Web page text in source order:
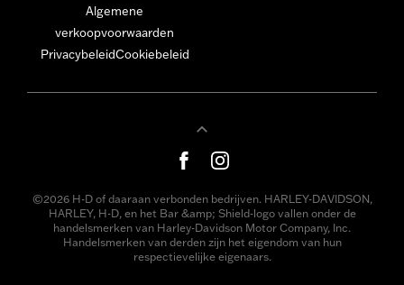
Algemene
verkoopvoorwaarden
PrivacybeleidCookiebeleid
©2026 H-D of daaraan verbonden bedrijven. HARLEY-DAVIDSON,
HARLEY, H-D, en het Bar &amp; Shield-logo vallen onder de
handelsmerken van Harley-Davidson Motor Company, Inc.
Handelsmerken van derden zijn het eigendom van hun
respectievelijke eigenaars.